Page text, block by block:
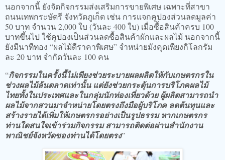
นอกจากนี้ ยังจัดกิจกรรมส่งเสริมการขายพิเศษ เฉพาะที่สาขา
ถนนเทพกระษัตรี จังหวัดภูเก็ต เช่น การแจกคูปองส่วนลดมูลค่า
50 บาท จำนวน 2,000 ใบ (วันละ 400 ใบ) เมื่อซื้อสินค้าครบ 100
บาทขึ้นไป ใช้คูปองเป็นส่วนลดซื้อสินค้าผักและผลไม้ นอกจากนี้
ยังมีนาทีทอง “ผลไม้ดีราคาพิเศษ” จำหน่ายมังคุดเพียงกิโลกรัม
ละ 20 บาท จำกัดวันละ 100 คน
“กิจกรรมในครั้งนี้ไม่เพียงช่วยระบายผลผลิตให้กับเกษตรกรใน
ช่วงผลไม้ล้นตลาดเท่านั้น แต่ยังช่วยกระตุ้นการบริโภคผลไม้
ไทยทั้งในประเทศและในกลุ่มนักท่องเที่ยวด้วย ผู้ผลิตสามารถนำ
ผลไม้จากสวนมาจำหน่ายโดยตรงถึงมือผู้บริโภค ลดต้นทุนและ
สร้างรายได้เพิ่มให้เกษตรกรอย่างเป็นรูปธรรม หากเกษตรกร
ท่านใดสนใจเข้าร่วมกิจกรรม สามารถติดต่อผ่านสำนักงาน
พาณิชย์จังหวัดของท่านได้โดยตรง”